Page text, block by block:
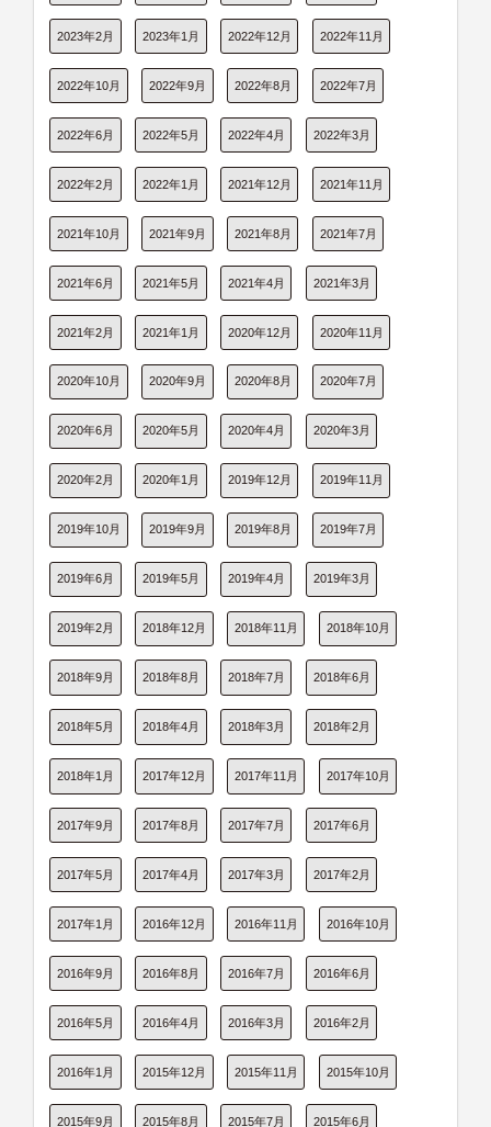
2023年2月 2023年1月 2022年12月 2022年11月
2022年10月 2022年9月 2022年8月 2022年7月
2022年6月 2022年5月 2022年4月 2022年3月
2022年2月 2022年1月 2021年12月 2021年11月
2021年10月 2021年9月 2021年8月 2021年7月
2021年6月 2021年5月 2021年4月 2021年3月
2021年2月 2021年1月 2020年12月 2020年11月
2020年10月 2020年9月 2020年8月 2020年7月
2020年6月 2020年5月 2020年4月 2020年3月
2020年2月 2020年1月 2019年12月 2019年11月
2019年10月 2019年9月 2019年8月 2019年7月
2019年6月 2019年5月 2019年4月 2019年3月
2019年2月 2018年12月 2018年11月 2018年10月
2018年9月 2018年8月 2018年7月 2018年6月
2018年5月 2018年4月 2018年3月 2018年2月
2018年1月 2017年12月 2017年11月 2017年10月
2017年9月 2017年8月 2017年7月 2017年6月
2017年5月 2017年4月 2017年3月 2017年2月
2017年1月 2016年12月 2016年11月 2016年10月
2016年9月 2016年8月 2016年7月 2016年6月
2016年5月 2016年4月 2016年3月 2016年2月
2016年1月 2015年12月 2015年11月 2015年10月
2015年9月 2015年8月 2015年7月 2015年6月